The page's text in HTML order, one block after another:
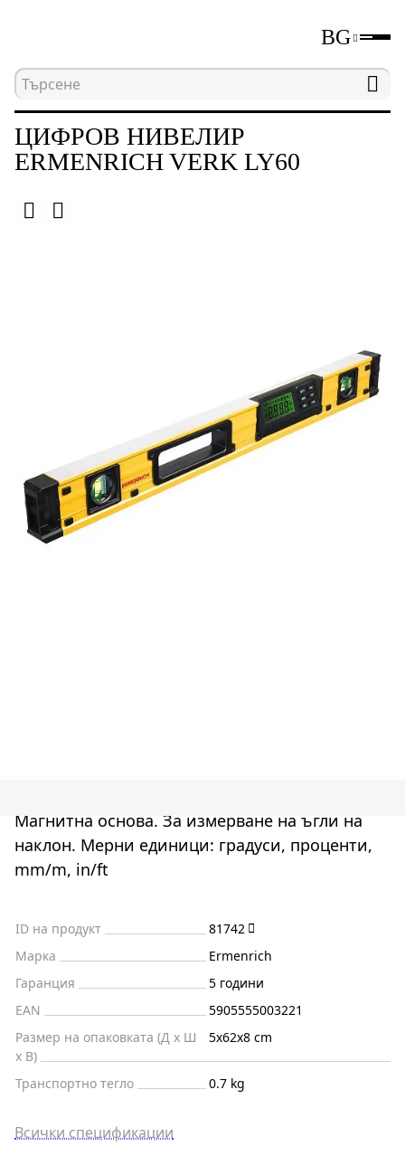
BG
Начална страница Цифрови
ЦИФРОВ НИВЕЛИР
ERMENRICH VERK LY60
Магнитна основа. За измерване на ъгли на
наклон. Мерни единици: градуси, проценти,
mm/m, in/ft
ID на продукт
81742
Марка
Ermenrich
Гаранция
5 години
EAN
5905555003221
Размер на опаковката (Д x Ш
x В)
5x62x8 cm
Транспортно тегло 0.7 kg
Всички спецификации